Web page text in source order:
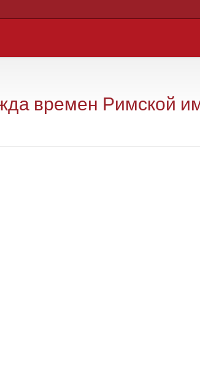
времен Римской